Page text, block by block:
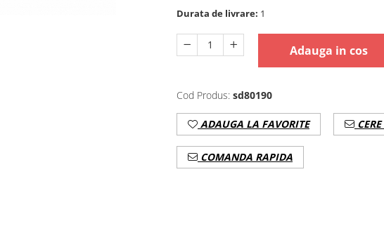
Durata de livrare: 1
Adauga in cos
Cod Produs: sd80190
ADAUGA LA FAVORITE
COMANDA RAPIDA